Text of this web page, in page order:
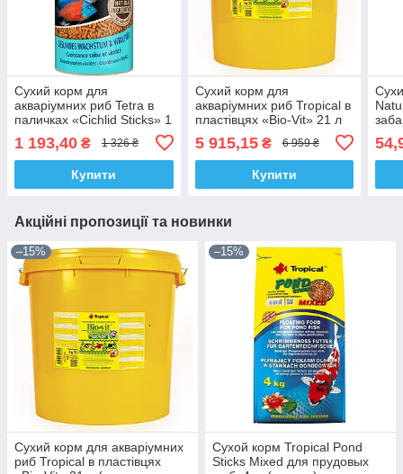
Сухий корм для
акваріумних риб Tetra в
паличках «Cichlid Sticks» 1
1 193,40 ₴ 1 326 ₴
Купити
Сухий корм для
акваріумних риб Tropical в
пластівцях «Bio-Vit» 21 л
5 915,15₴ 6 959 ₴
Купити
риб,
Акційні пропозиції та новинки
–15%
Сухий корм для акваріумних
риб Tropical в пластівцях
–15%
Сухой корм Tropical Pond
Sticks Mixed для прудовых